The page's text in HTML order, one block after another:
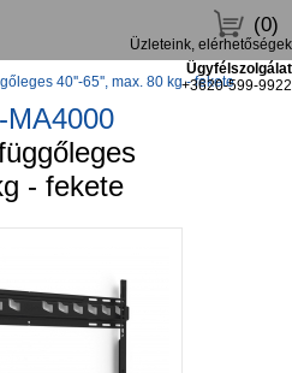
(0)
Üzleteink, elérhetőségek
Ügyfélszolgálat
+3620-599-9922
40''-65'', max. 80 kg - fekete
- fekete